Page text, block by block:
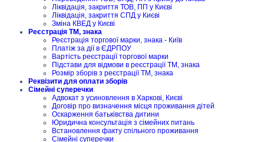
Ліквідація, закриття ТОВ, ПП у Києві
Ліквідація, закриття СПД у Києві
Зміна КВЕД у Києві
Реєстрація ТМ, знака
Реєстрація торгової марки, знака - Київ
Платіж за дії в ЄДРПОУ
Вартість реєстрації торгової марки
Підстави для відмови в реєстрації ТМ, знака
Розмір зборів з реєстрації ТМ, знака
Реквізити для оплати зборів
Сімейні суперечки
Адвокат з усиновлення в Харкові, Києві
Договір про визначення місця проживання дітей
Оскарження батьківства дитини
Юридична консультація з сімейних питань
Встановлення факту спільного проживання
Сімейні суперечки